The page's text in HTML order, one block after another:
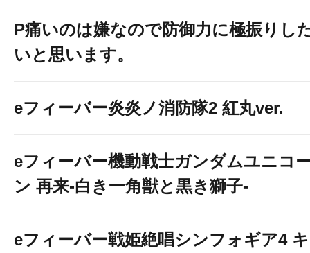
P痛いのは嫌なので防御力に極振りし
いと思います。
eフィーバー炎炎ノ消防隊2 紅丸ver.
eフィーバー機動戦士ガンダムユニコ
ン 再来-白き一角獣と黒き獅子-
eフィーバー戦姫絶唱シンフォギア4 キ